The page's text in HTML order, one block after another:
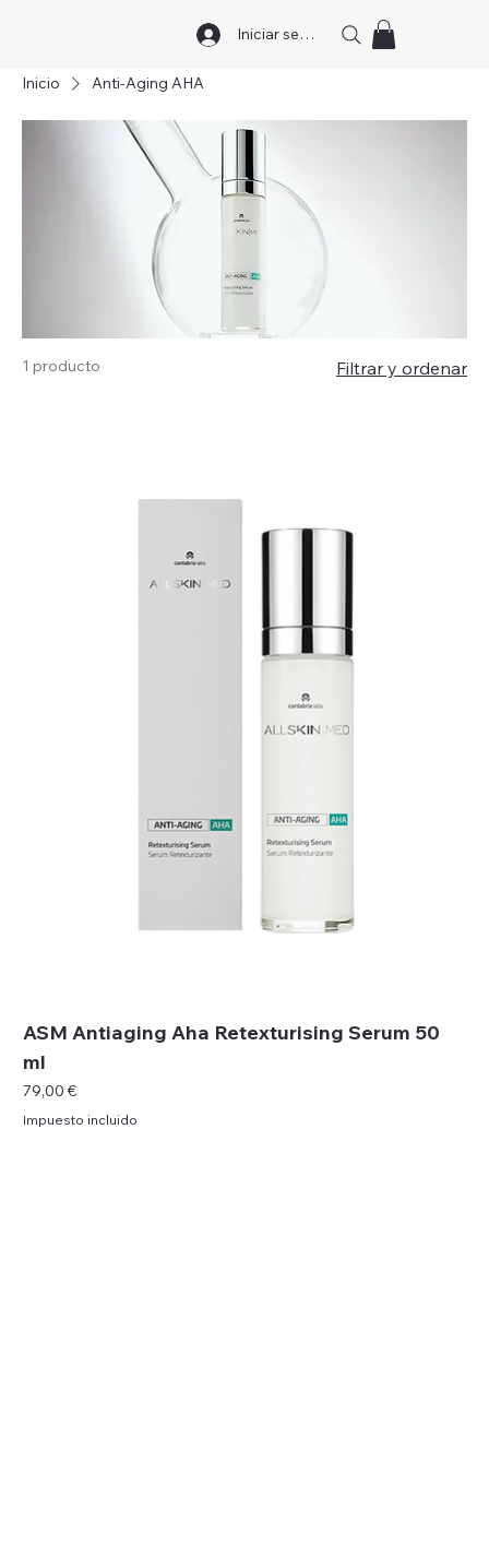
Iniciar sesión
Inicio Anti-Aging AHA
1 producto Filtrar y ordenar
ASM Antiaging Aha Retexturising Serum 50
ml
Precio
79,00 €
Impuesto incluido